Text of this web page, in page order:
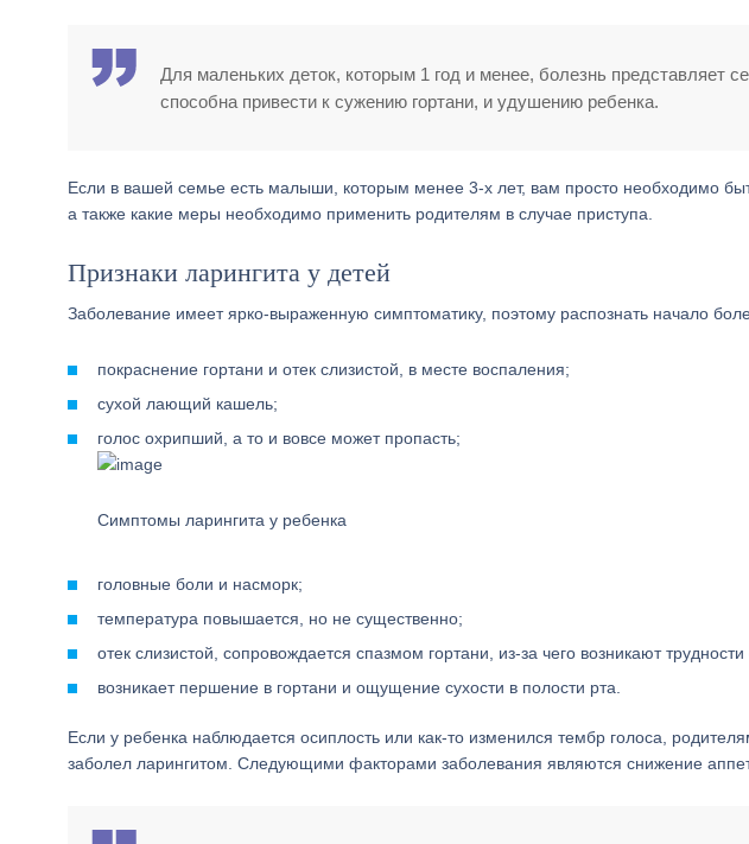
Для маленьких деток, которым 1 год и менее, болезнь представляет
способна привести к сужению гортани, и удушению ребенка.
Если в вашей семье есть малыши, которым менее 3-х лет, вам просто необходимо
а также какие меры необходимо применить родителям в случае приступа.
Признаки ларингита у детей
Заболевание имеет ярко-выраженную симптоматику, поэтому распознать начало
покраснение гортани и отек слизистой, в месте воспаления;
сухой лающий кашель;
голос охрипший, а то и вовсе может пропасть;
Симптомы ларингита у ребенка
головные боли и насморк;
температура повышается, но не существенно;
отек слизистой, сопровождается спазмом гортани, из-за чего возникают
возникает першение в гортани и ощущение сухости в полости рта.
Если у ребенка наблюдается осиплость или как-то изменился тембр голоса,
заболел ларингитом. Следующими факторами заболевания являются снижение